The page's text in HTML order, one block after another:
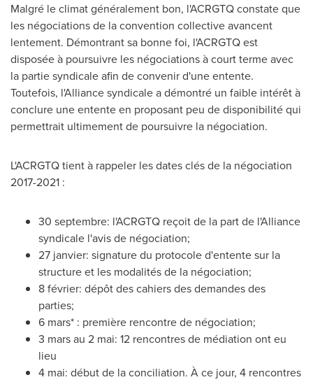
Malgré le climat généralement bon, l'ACRGTQ constate que
les négociations de la convention collective avancent
lentement. Démontrant sa bonne foi, l'ACRGTQ est
disposée à poursuivre les négociations à court terme avec
la partie syndicale afin de convenir d'une entente.
Toutefois, l'Alliance syndicale a démontré un faible intérêt à
conclure une entente en proposant peu de disponibilité qui
permettrait ultimement de poursuivre la négociation.
L'ACRGTQ tient à rappeler les dates clés de la négociation
2017-2021 :
30 septembre: l'ACRGTQ reçoit de la part de l'Alliance
syndicale l'avis de négociation;
27 janvier: signature du protocole d'entente sur la
structure et les modalités de la négociation;
8 février: dépôt des cahiers des demandes des
parties;
6 mars* : première rencontre de négociation;
3 mars au 2 mai: 12 rencontres de médiation ont eu
lieu
4 mai: début de la conciliation. À ce jour, 4 rencontres